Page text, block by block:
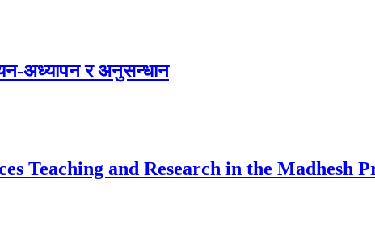
अध्यापन र अनुसन्धान
Teaching and Research in the Madhesh